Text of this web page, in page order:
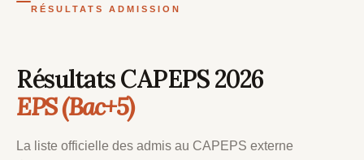
RÉSULTATS ADMISSION
Résultats CAPEPS 2026
EPS (Bac+5)
La liste officielle des admis au CAPEPS externe